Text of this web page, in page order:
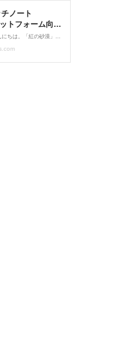
ノート
トフォーム向け
灰色たてがみの皆さま、こんにちは。「紅の砂漠」運営チームです。パッチノートVer.1.03.01パッチ内容についてご案内いたします。 アップデート日程 Steam (PC) : パッチ適用完了Steam (Mac) : パッチ適用完了PlayStation : パッチ適用完了Xbox : パッチ適用完了Xbox on PC : パッチ適用完了Epic Games Store : パッチ適用完了Mac App Store : パッチ適用完了 Ver.1.03.01パッチの詳細内容 スキル「風の帳」を使う際、投射物が跳ね返る、あるいは消失する不具合を修正しました。[Xbox] ワイヤレスコン...